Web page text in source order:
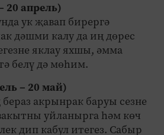
20 апрель)
ук җавап бирергә
дәшми калу да иң дөрес
яклау яхшы, әмма
белү дә мөһим.
– 20 май)
акрынрак баруы сезне
уйланырга һәм көч
дип кабул итегез. Сабыр